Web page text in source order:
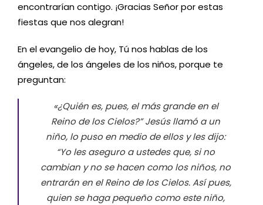
encontrarían contigo. ¡Gracias Señor por estas
fiestas que nos alegran!
En el evangelio de hoy, Tú nos hablas de los
ángeles, de los ángeles de los niños, porque te
preguntan:
«¿Quién es, pues, el más grande en el
Reino de los Cielos?” Jesús llamó a un
niño, lo puso en medio de ellos y les dijo:
“Yo les aseguro a ustedes que, si no
cambian y no se hacen como los niños, no
entrarán en el Reino de los Cielos. Así pues,
quien se haga pequeño como este niño,